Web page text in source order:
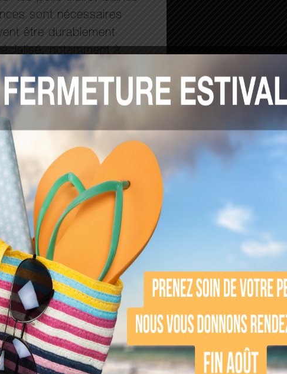
sont nécessaires
être durablement
notamment à
et durables.
électrique du
pour détruire le bulbe du poil de manière
un courant électrique ciblé. Ce procédé
électrique peut être effectuée sur
Adaptée pour différents types de poils, cette
trois grandes techniques :